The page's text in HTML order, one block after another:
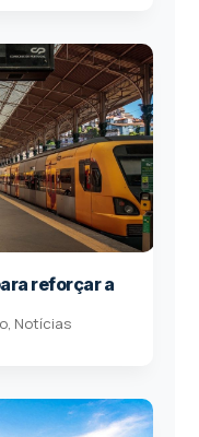
reforçar a
Notícias